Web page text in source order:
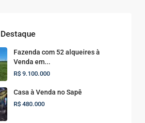
Fazenda com 52 alqueires à
Venda em...
R$ 9.100.000
Casa à Venda no Sapê
R$ 480.000